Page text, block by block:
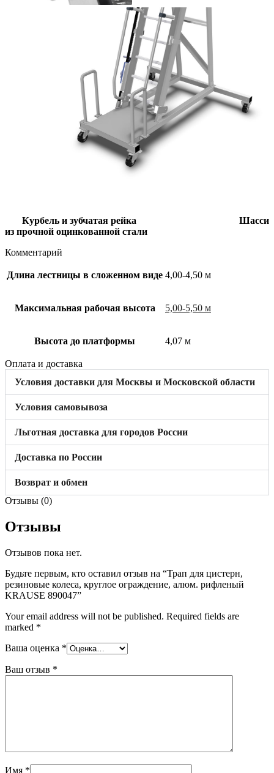
Курбель и зубчатая рейка Шасси
из прочной оцинкованной стали
Комментарий
Длина лестницы в сложенном виде 4,00-4,50 м
Максимальная рабочая высота 5,00-5,50 м
Высота до платформы 4,07 м
Оплата и доставка
Условия доставки для Москвы и Московской области
Условия самовывоза
Льготная доставка для городов России
Доставка по России
Возврат и обмен
Отзывы (0)
Отзывы
Отзывов пока нет.
Будьте первым, кто оставил отзыв на “Трап для цистерн,
резиновые колеса, круглое ограждение, алюм. рифленый
KRAUSE 890047”
Your email address will not be published. Required fields are
marked *
Ваша оценка *
Ваш отзыв *
Имя *